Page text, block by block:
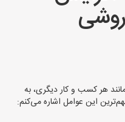
هر شهر
هر کسب و کار دیگری، به
این عوامل اشاره می‌کنم: